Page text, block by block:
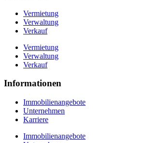
Vermietung
Verwaltung
Verkauf
Vermietung
Verwaltung
Verkauf
Informationen
Immobilienangebote
Unternehmen
Karriere
Immobilienangebote